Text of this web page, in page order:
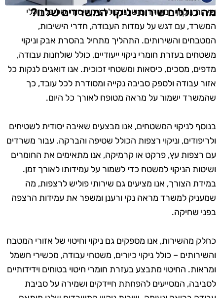
מה כוללים שירותי ניקוי המשרדים שלנו?
שירות ניקיון המשרדים שלנו כולל ניקוי יסודי של כל חללי
המשרד, עם דגש על עמדות העבודה, חדרי הישיבות,
המטבחים והשירותים. התהליך מתחיל בהסרת אבק וניקוי
משטחים בעזרת חומרי ניקוי ייעודיים, כולל שולחנות עבודה,
מדפים, מסכים, כיסאות ומשטחי זכוכית. אנו דואגים לנקות כל
אזור עבודה ולספק סביבה נקייה ומסודרת לכל עובד, כך
שהמשרד ישמור על מראה מטופח לאורך כל היום.
בנוסף לניקוי המשטחים, אנו מבצעים שאיבה יסודית לשטיחים
ולריפודים, וניקוי רצפות הכולל שטיפה והברקה. עבור משרדים
עם רצפות עץ, פרקט או קרמיקה, אנו מתאימים את החומרים
ושיטות הניקוי למשטח כדי לשמור על עמידותו לאורך זמן.
במידת הצורך, אנו מציעים גם שירותי פוליש לרצפות, מה
שמעניק למשרד מראה נקי ורענן ומשפר את עמידות הרצפה
בפני שחיקה.
כחלק מהשירות, אנו מספקים גם ניקוי וחיטוי של אזורי המטבח
והשירותים – כולל ניקוי כיורים, משטחי עבודה, מכשירי חשמל
ומראות. החיטוי מתבצע בעזרת חומרי חיטוי בטוחים וידידותיים
לסביבה, המסייעים להפחתת חיידקים ושמירה על סביבת